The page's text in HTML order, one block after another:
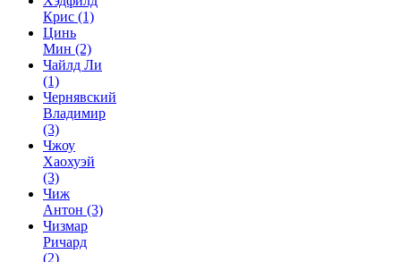
Крис (1)
Цинь
Мин (2)
Чайлд Ли
(1)
Чернявский
Владимир
(3)
Чжоу
Хаохуэй
(3)
Чиж
Антон (3)
Чизмар
Ричард
(2)